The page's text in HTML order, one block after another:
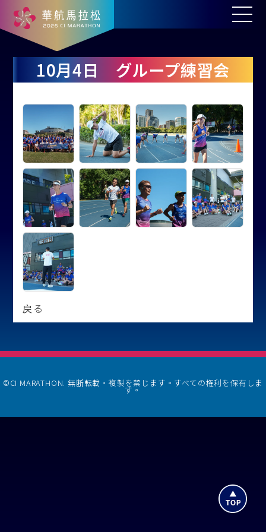
10月4日 グループ練習会
戻る
©CI MARATHON. 無断転載・複製を禁じます。すべての権利を保有しま
す。